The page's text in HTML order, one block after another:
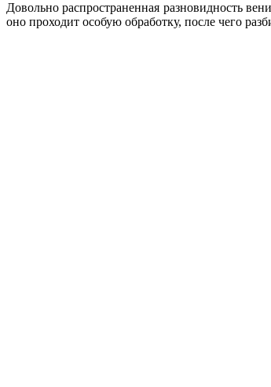
Довольно распространенная разновидность
оно проходит особую обработку, после чего